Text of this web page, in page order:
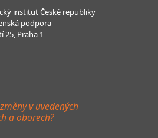
institut České republiky
podpora
25, Praha 1
v uvedených
a oborech?